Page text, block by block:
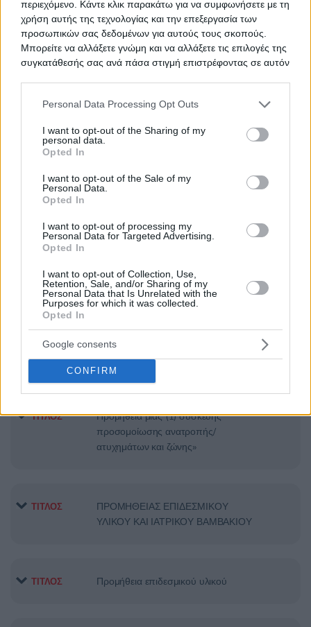
περιεχόμενο. Κάντε κλικ παρακάτω για να συμφωνήσετε με τη
χρήση αυτής της τεχνολογίας και την επεξεργασία των
προσωπικών σας δεδομένων για αυτούς τους σκοπούς.
Μπορείτε να αλλάξετε γνώμη και να αλλάξετε τις επιλογές της
συγκατάθεσής σας ανά πάσα στιγμή επιστρέφοντας σε αυτόν
Please note that this website/app uses one or more Google
not limited to your visit or usage behaviour. You may click to
grant or deny consent to Google and its third-party tags to
use your data for below specified purposes in below Google
consent section.
Personal Data Processing Opt Outs
I want to opt-out of the Sharing of my
personal data.
Opted In
I want to opt-out of the Sale of my
Personal Data.
Opted In
I want to opt-out of processing my
Personal Data for Targeted Advertising.
Opted In
I want to opt-out of Collection, Use,
Retention, Sale, and/or Sharing of my
Personal Data that Is Unrelated with the
Purposes for which it was collected.
Opted In
Google consents
CONFIRM
Προμήθεια 15 μηχανών
αιμοκάθαρσης
ηλεκτροστατικής ινοποίησης
(Electrospinning)
ΤΙΤΛΟΣ
ΣΥΝΤΗΡΗΣΗΣ ΙΑΤΡΙΚΟΥ
ΕΞΟΠΛΙΣΜΟΥ
ΤΙΤΛΟΣ
Προμήθεια μίας (1) συσκευής
προσομοίωσης ανατροπής/
ατυχημάτων και ζώνης»
ΤΙΤΛΟΣ
ΠΡΟΜΗΘΕΙΑΣ ΕΠΙΔΕΣΜΙΚΟΥ
ΥΛΙΚΟΥ ΚΑΙ ΙΑΤΡΙΚΟΥ ΒΑΜΒΑΚΙΟΥ
ΤΙΤΛΟΣ Προμήθεια επιδεσμικού υλικού